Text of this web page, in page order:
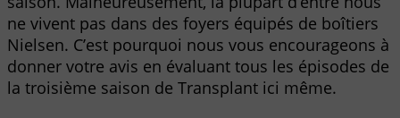
ne vivent pas dans des foyers équipés de boîtiers
Nielsen. C’est pourquoi nous vous encourageons à
donner votre avis en évaluant tous les épisodes de
la troisième saison de Transplant ici même.